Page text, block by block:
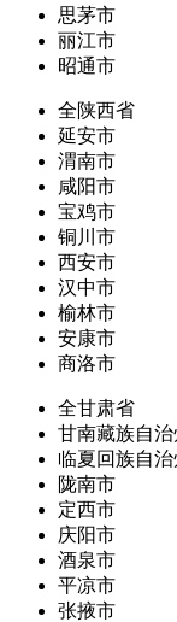
思茅市
丽江市
昭通市
全陕西省
延安市
渭南市
咸阳市
宝鸡市
铜川市
西安市
汉中市
榆林市
安康市
商洛市
全甘肃省
甘南藏族自治
临夏回族自治
陇南市
定西市
庆阳市
酒泉市
平凉市
张掖市